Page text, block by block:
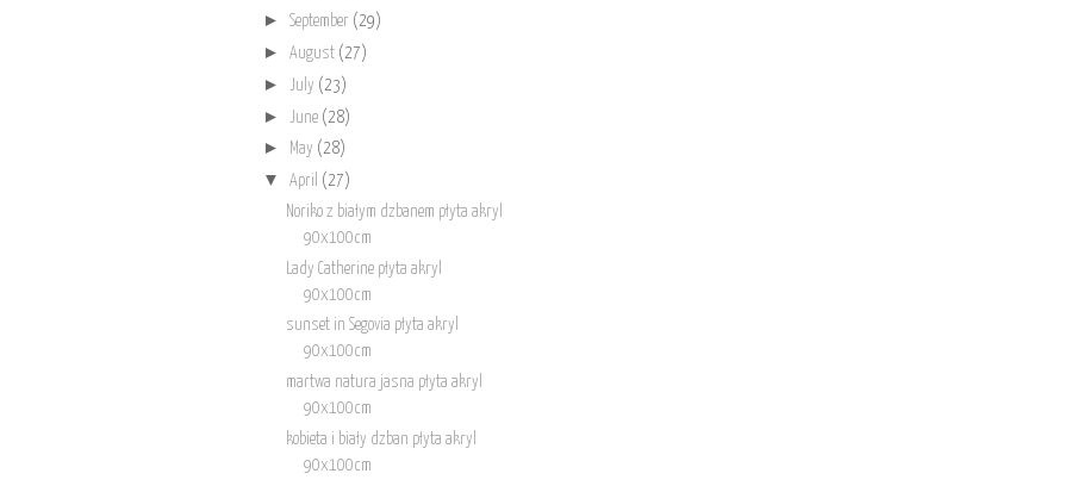
► September (29)
► August (27)
► July (23)
► June (28)
► May (28)
▼ April (27)
Noriko z białym dzbanem płyta akryl
90x100cm
Lady Catherine płyta akryl
90x100cm
sunset in Segovia płyta akryl
90x100cm
martwa natura jasna płyta akryl
90x100cm
kobieta i biały dzban płyta akryl
90x100cm